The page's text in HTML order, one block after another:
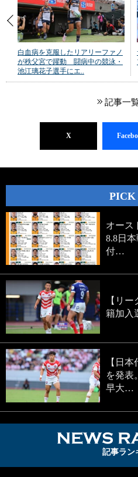
白血病を克服したリアリーファノ
が秩父宮で躍動 闘病中の競泳・
池江璃花子選手にエ..
記事一
X
PICK
オース
8.8日
付…
【リ
籍加入
【日
を発表
早大…
記事ラン